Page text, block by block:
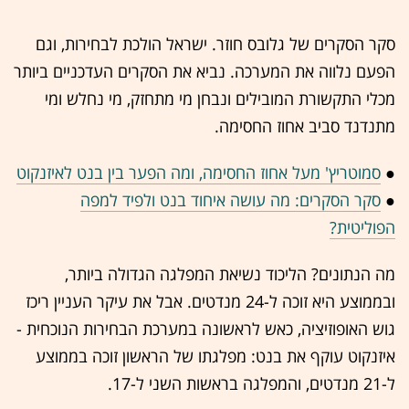
סקר הסקרים של גלובס חוזר. ישראל הולכת לבחירות, וגם
הפעם נלווה את המערכה. נביא את הסקרים העדכניים ביותר
מכלי התקשורת המובילים ונבחן מי מתחזק, מי נחלש ומי
מתנדנד סביב אחוז החסימה.
● סמוטריץ' מעל אחוז החסימה, ומה הפער בין בנט לאיזנקוט
● סקר הסקרים: מה עושה איחוד בנט ולפיד למפה
הפוליטית?
מה הנתונים? הליכוד נשיאת המפלגה הגדולה ביותר,
ובממוצע היא זוכה ל-24 מנדטים. אבל את עיקר העניין ריכז
גוש האופוזיציה, כאש לראשונה במערכת הבחירות הנוכחית -
איזנקוט עוקף את בנט: מפלגתו של הראשון זוכה בממוצע
ל-21 מנדטים, והמפלגה בראשות השני ל-17.